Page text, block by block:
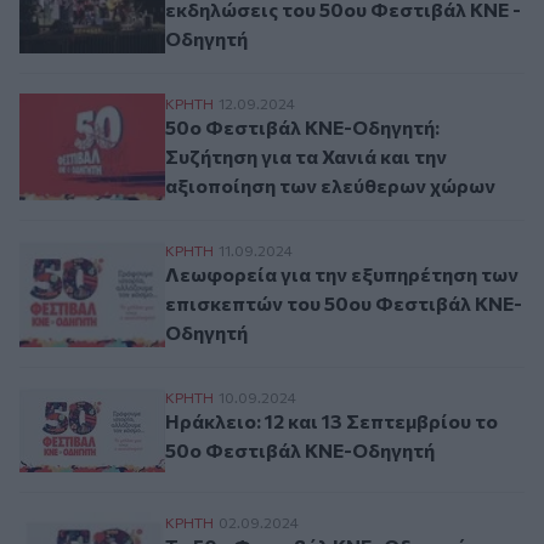
εκδηλώσεις του 50ου Φεστιβάλ ΚΝΕ -
Οδηγητή
50ο Φεστιβάλ ΚΝΕ-Οδηγητή: Συζήτηση
ΚΡΗΤΗ 12.09.2024
50ο Φεστιβάλ ΚΝΕ-Οδηγητή:
Συζήτηση για τα Χανιά και την
αξιοποίηση των ελεύθερων χώρων
Λεωφορεία για την εξυπηρέτηση των
ΚΡΗΤΗ 11.09.2024
Λεωφορεία για την εξυπηρέτηση των
επισκεπτών του 50ου Φεστιβάλ ΚΝΕ-
Οδηγητή
Ηράκλειο: 12 και 13 Σεπτεμβρίου το
ΚΡΗΤΗ 10.09.2024
Ηράκλειο: 12 και 13 Σεπτεμβρίου το
50ο Φεστιβάλ ΚΝΕ-Οδηγητή
Το 50ο Φεστιβάλ ΚΝΕ- Οδηγητή
ΚΡΗΤΗ 02.09.2024